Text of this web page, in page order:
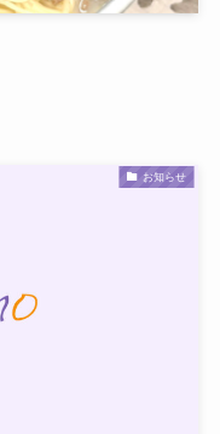
お知らせ